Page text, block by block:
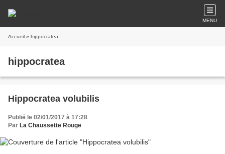
MENU
Accueil » hippocratea
hippocratea
Hippocratea volubilis
Publié le 02/01/2017 à 17:28
Par La Chaussette Rouge